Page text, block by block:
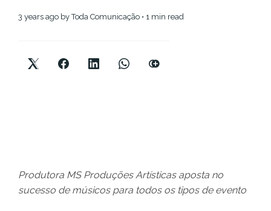
3 years ago byToda Comunicação • 1 min read
Produtora MS Produções Artísticas aposta no
sucesso de músicos para todos os tipos de evento